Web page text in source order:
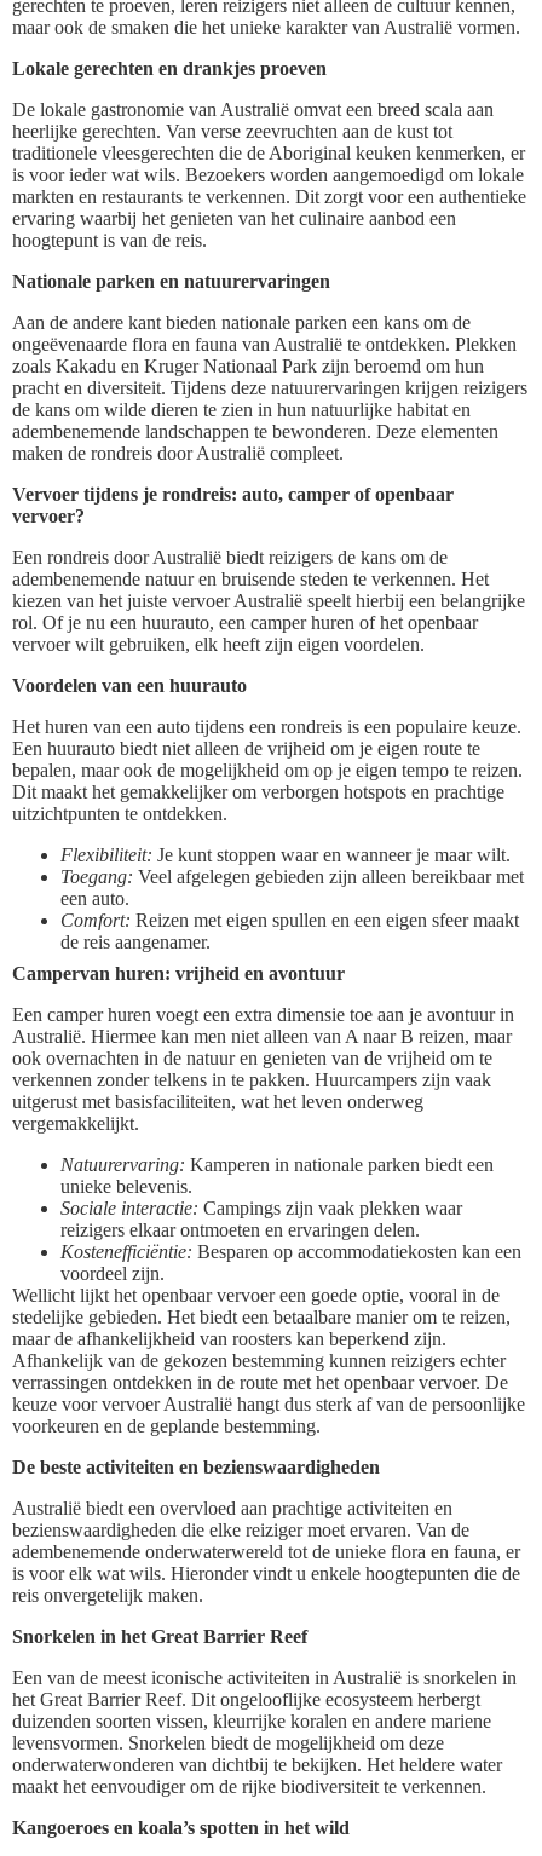
gerechten te proeven, leren reizigers niet alleen de cultuur kennen,
maar ook de smaken die het unieke karakter van Australië vormen.
Lokale gerechten en drankjes proeven
De lokale gastronomie van Australië omvat een breed scala aan
heerlijke gerechten. Van verse zeevruchten aan de kust tot
traditionele vleesgerechten die de Aboriginal keuken kenmerken, er
is voor ieder wat wils. Bezoekers worden aangemoedigd om lokale
markten en restaurants te verkennen. Dit zorgt voor een authentieke
ervaring waarbij het genieten van het culinaire aanbod een
hoogtepunt is van de reis.
Nationale parken en natuurervaringen
Aan de andere kant bieden nationale parken een kans om de
ongeëvenaarde flora en fauna van Australië te ontdekken. Plekken
zoals Kakadu en Kruger Nationaal Park zijn beroemd om hun
pracht en diversiteit. Tijdens deze natuurervaringen krijgen reizigers
de kans om wilde dieren te zien in hun natuurlijke habitat en
adembenemende landschappen te bewonderen. Deze elementen
maken de rondreis door Australië compleet.
Vervoer tijdens je rondreis: auto, camper of openbaar
vervoer?
Een rondreis door Australië biedt reizigers de kans om de
adembenemende natuur en bruisende steden te verkennen. Het
kiezen van het juiste vervoer Australië speelt hierbij een belangrijke
rol. Of je nu een huurauto, een camper huren of het openbaar
vervoer wilt gebruiken, elk heeft zijn eigen voordelen.
Voordelen van een huurauto
Het huren van een auto tijdens een rondreis is een populaire keuze.
Een huurauto biedt niet alleen de vrijheid om je eigen route te
bepalen, maar ook de mogelijkheid om op je eigen tempo te reizen.
Dit maakt het gemakkelijker om verborgen hotspots en prachtige
uitzichtpunten te ontdekken.
Flexibiliteit: Je kunt stoppen waar en wanneer je maar wilt.
Toegang: Veel afgelegen gebieden zijn alleen bereikbaar met
een auto.
Comfort: Reizen met eigen spullen en een eigen sfeer maakt
de reis aangenamer.
Campervan huren: vrijheid en avontuur
Een camper huren voegt een extra dimensie toe aan je avontuur in
Australië. Hiermee kan men niet alleen van A naar B reizen, maar
ook overnachten in de natuur en genieten van de vrijheid om te
verkennen zonder telkens in te pakken. Huurcampers zijn vaak
uitgerust met basisfaciliteiten, wat het leven onderweg
vergemakkelijkt.
Natuurervaring: Kamperen in nationale parken biedt een
unieke belevenis.
Sociale interactie: Campings zijn vaak plekken waar
reizigers elkaar ontmoeten en ervaringen delen.
Kostenefficiëntie: Besparen op accommodatiekosten kan een
voordeel zijn.
Wellicht lijkt het openbaar vervoer een goede optie, vooral in de
stedelijke gebieden. Het biedt een betaalbare manier om te reizen,
maar de afhankelijkheid van roosters kan beperkend zijn.
Afhankelijk van de gekozen bestemming kunnen reizigers echter
verrassingen ontdekken in de route met het openbaar vervoer. De
keuze voor vervoer Australië hangt dus sterk af van de persoonlijke
voorkeuren en de geplande bestemming.
De beste activiteiten en bezienswaardigheden
Australië biedt een overvloed aan prachtige activiteiten en
bezienswaardigheden die elke reiziger moet ervaren. Van de
adembenemende onderwaterwereld tot de unieke flora en fauna, er
is voor elk wat wils. Hieronder vindt u enkele hoogtepunten die de
reis onvergetelijk maken.
Snorkelen in het Great Barrier Reef
Een van de meest iconische activiteiten in Australië is snorkelen in
het Great Barrier Reef. Dit ongelooflijke ecosysteem herbergt
duizenden soorten vissen, kleurrijke koralen en andere mariene
levensvormen. Snorkelen biedt de mogelijkheid om deze
onderwaterwonderen van dichtbij te bekijken. Het heldere water
maakt het eenvoudiger om de rijke biodiversiteit te verkennen.
Kangoeroes en koala’s spotten in het wild